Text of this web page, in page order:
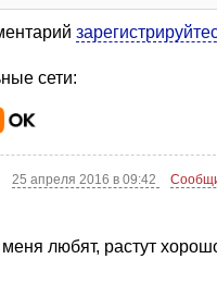
сети:
25 апреля 2016 в 09:42
любят, растут